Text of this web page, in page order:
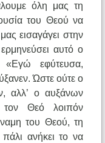
όλη μας τη
του Θεού να
εισαγάγει στην
αυτό ο
«Εγώ εφύτευσα,
Ώστε ούτε ο
αλλ’ ο αυξάνων
Θεό λοιπόν
του Θεού, τη
ανήκει το να